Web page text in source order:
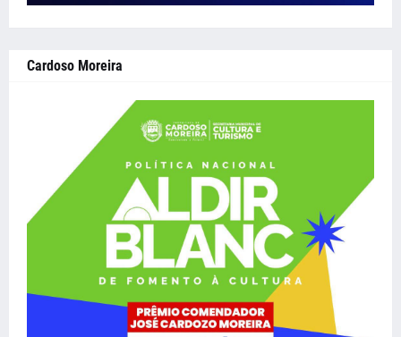
Cardoso Moreira